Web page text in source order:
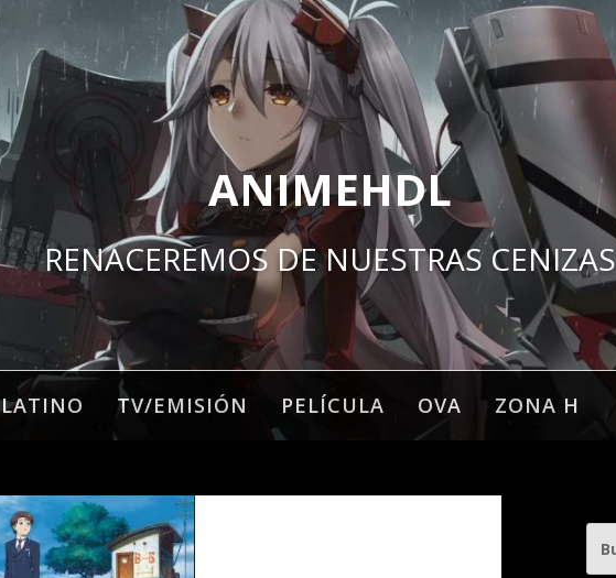
ANIMEHDL
RENACEREMOS DE NUESTRAS CENIZAS
LATINO TV/EMISIÓN PELÍCULA OVA ZONA H